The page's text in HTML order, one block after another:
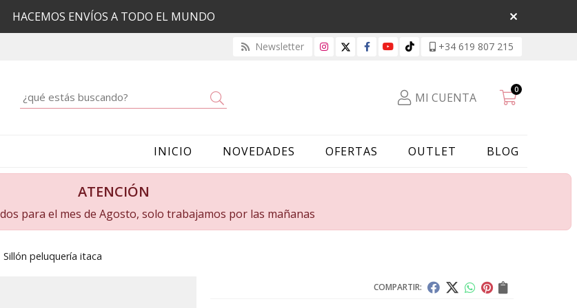
HACEMOS ENVÍOS A TODO EL MUNDO
Newsletter +34 619 807 215
MI CUENTA
0
INICIO NOVEDADES OFERTAS OUTLET BLOG
ATENCIÓN
para el mes de Agosto, solo trabajamos por las mañanas
Sillón peluquería itaca
COMPARTIR: